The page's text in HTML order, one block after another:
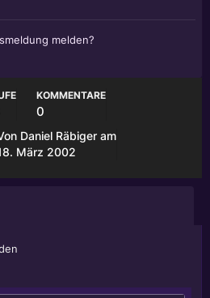
melden?
KOMMENTARE
0
Daniel Räbiger am
März 2002